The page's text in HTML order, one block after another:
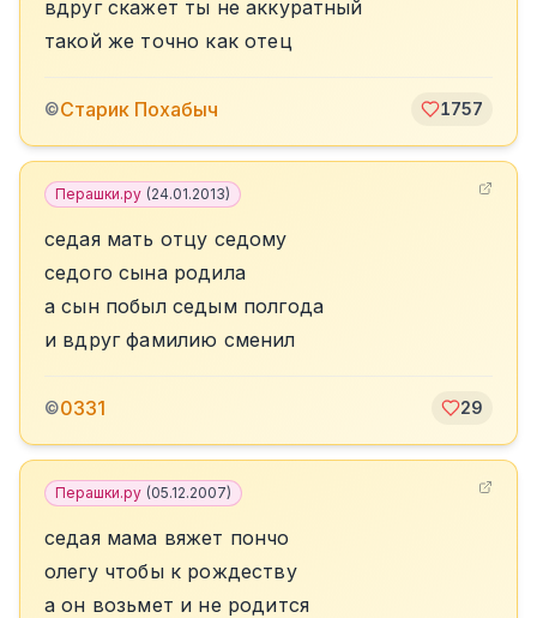
вдруг скажет ты не аккуратный
такой же точно как отец
©Старик Похабыч 1757
Перашки.ру (24.01.2013)
седая мать отцу седому
седого сына родила
а сын побыл седым полгода
и вдруг фамилию сменил
©0331 29
Перашки.ру (05.12.2007)
седая мама вяжет пончо
олегу чтобы к рождеству
а он возьмет и не родится